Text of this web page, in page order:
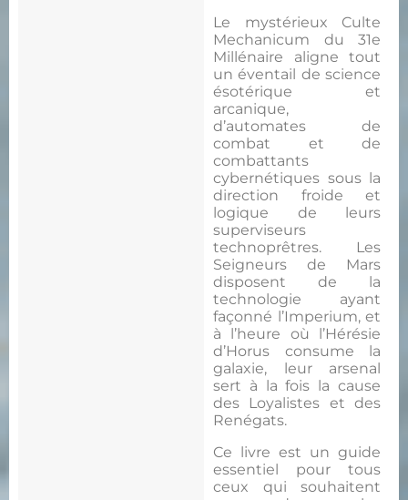
Le mystérieux Culte
Mechanicum du 31e
Millénaire aligne tout
un éventail de science
ésotérique et
arcanique,
d’automates de
combat et de
combattants
cybernétiques sous la
direction froide et
logique de leurs
superviseurs
technoprêtres. Les
Seigneurs de Mars
disposent de la
technologie ayant
façonné l’Imperium, et
à l’heure où l’Hérésie
d’Horus consume la
galaxie, leur arsenal
sert à la fois la cause
des Loyalistes et des
Renégats.
Ce livre est un guide
essentiel pour tous
ceux qui souhaitent